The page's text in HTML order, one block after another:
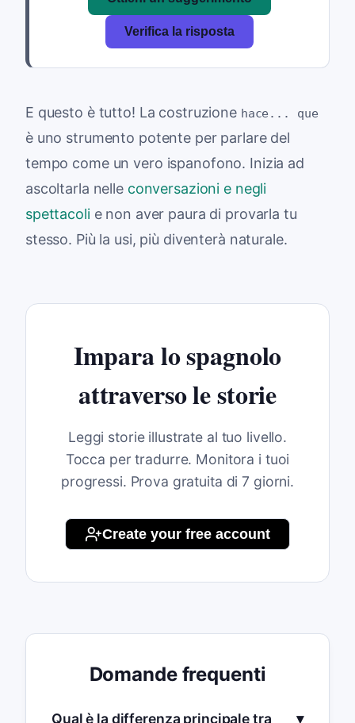
Verifica la risposta
E questo è tutto! La costruzione hace... que
è uno strumento potente per parlare del
tempo come un vero ispanofono. Inizia ad
ascoltarla nelle conversazioni e negli
spettacolie non aver paura di provarla tu
stesso. Più la usi, più diventerà naturale.
Impara lo spagnolo
attraverso le storie
Leggi storie illustrate al tuo livello.
Tocca per tradurre. Monitora i tuoi
progressi. Prova gratuita di 7 giorni.
Create your free account
Domande frequenti
Qual è la differenza principale tra